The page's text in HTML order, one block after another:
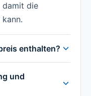
damit die
enthalten?
und